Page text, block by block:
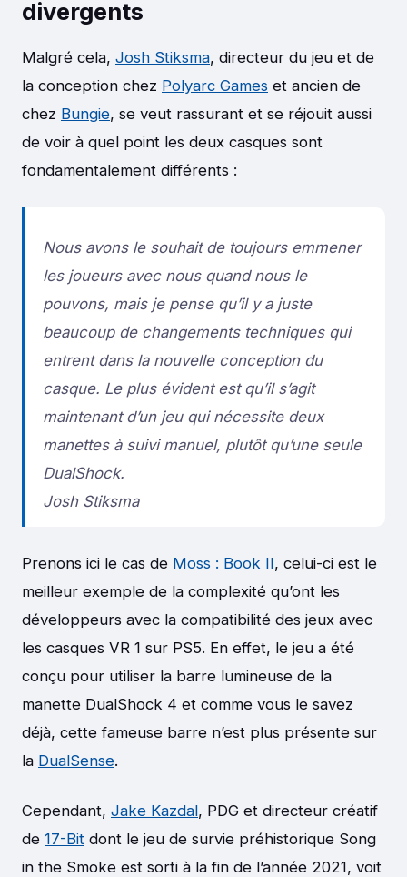
divergents
Malgré cela, Josh Stiksma, directeur du jeu et de
la conception chez Polyarc Games et ancien de
chez Bungie, se veut rassurant et se réjouit aussi
de voir à quel point les deux casques sont
fondamentalement différents :
Nous avons le souhait de toujours emmener
les joueurs avec nous quand nous le
pouvons, mais je pense qu’il y a juste
beaucoup de changements techniques qui
entrent dans la nouvelle conception du
casque. Le plus évident est qu’il s’agit
maintenant d’un jeu qui nécessite deux
manettes à suivi manuel, plutôt qu’une seule
DualShock.
Josh Stiksma
Prenons ici le cas de Moss : Book II, celui-ci est le
meilleur exemple de la complexité qu’ont les
développeurs avec la compatibilité des jeux avec
les casques VR 1 sur PS5. En effet, le jeu a été
conçu pour utiliser la barre lumineuse de la
manette DualShock 4 et comme vous le savez
déjà, cette fameuse barre n’est plus présente sur
la DualSense.
Cependant, Jake Kazdal, PDG et directeur créatif
de 17-Bit dont le jeu de survie préhistorique Song
in the Smoke est sorti à la fin de l’année 2021, voit